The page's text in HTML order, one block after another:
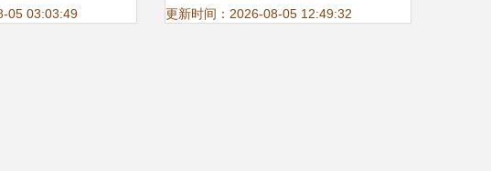
05 03:03:49 决方案认证
更新时间：2026-08-05 12:49:32